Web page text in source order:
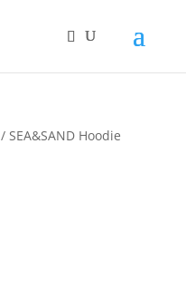
/ SEA&SAND Hoodie